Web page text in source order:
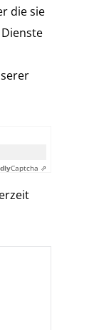
die sie
Captcha ⇗